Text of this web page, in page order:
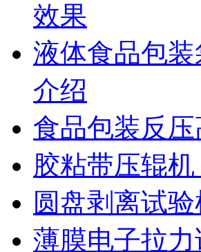
效果
液体食品包
介绍
食品包装反
胶粘带压辊
圆盘剥离试
薄膜电子拉